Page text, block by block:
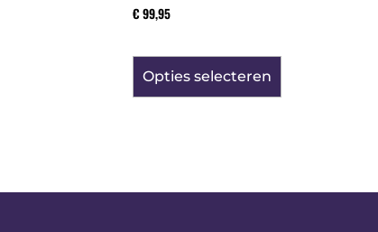
€ 99,95
Opties selecteren